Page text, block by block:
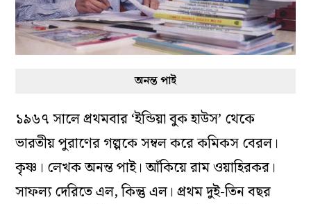
অনন্ত পাই
১৯৬৭ সালে প্রথমবার ‘ইন্ডিয়া বুক হাউস’ থেকে
ভারতীয় পুরাণের গল্পকে সম্বল করে কমিকস বেরল।
কৃষ্ণ। লেখক অনন্ত পাই। আঁকিয়ে রাম ওয়াহিরকর।
সাফল্য দেরিতে এল, কিন্তু এল। প্রথম দুই-তিন বছর